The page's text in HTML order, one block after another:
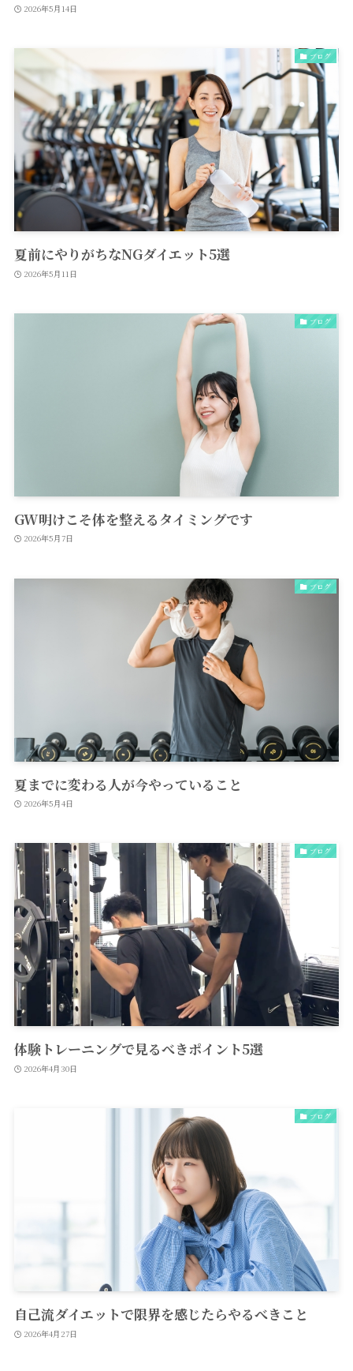
2026年5月14日
ブログ
夏前にやりがちなNGダイエット5選
2026年5月11日
ブログ
GW明けこそ体を整えるタイミングです
2026年5月7日
ブログ
夏までに変わる人が今やっていること
2026年5月4日
ブログ
体験トレーニングで見るべきポイント5選
2026年4月30日
ブログ
自己流ダイエットで限界を感じたらやるべきこと
2026年4月27日